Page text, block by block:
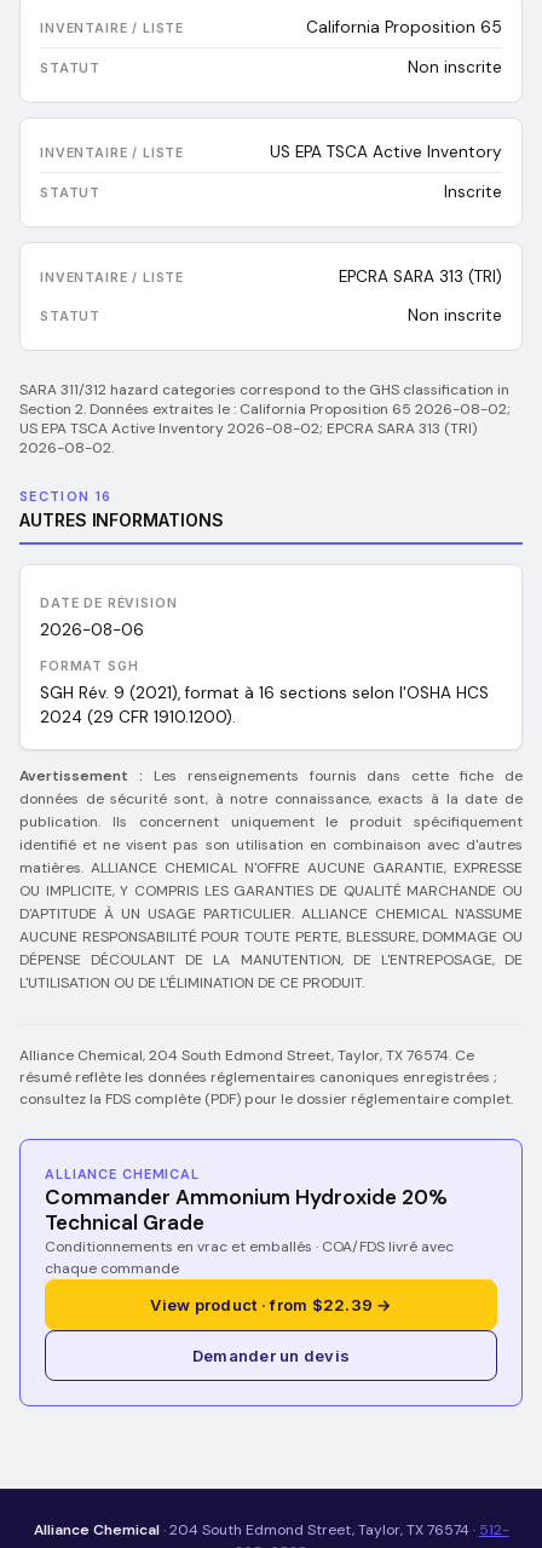
California Proposition 65
Non inscrite
US EPA TSCA Active Inventory
Inscrite
EPCRA SARA 313 (TRI)
Non inscrite
SARA 311/312 hazard categories correspond to the GHS classification in
Section 2. Données extraites le : California Proposition 65 2026-08-02;
US EPA TSCA Active Inventory 2026-08-02; EPCRA SARA 313 (TRI)
2026-08-02.
SECTION 16
AUTRES INFORMATIONS
DATE DE RÉVISION
2026-08-06
FORMAT SGH
SGH Rév. 9 (2021), format à 16 sections selon l'OSHA HCS
2024 (29 CFR 1910.1200).
Avertissement :
Les renseignements fournis dans cette fiche de
données de sécurité sont, à notre connaissance, exacts à la date de
publication. Ils concernent uniquement le produit spécifiquement
identifié et ne visent pas son utilisation en combinaison avec d'autres
matières. ALLIANCE CHEMICAL N'OFFRE AUCUNE GARANTIE, EXPRESSE
OU IMPLICITE, Y COMPRIS LES GARANTIES DE QUALITÉ MARCHANDE OU
D'APTITUDE À UN USAGE PARTICULIER. ALLIANCE CHEMICAL N'ASSUME
AUCUNE RESPONSABILITÉ POUR TOUTE PERTE, BLESSURE, DOMMAGE OU
DÉPENSE DÉCOULANT DE LA MANUTENTION, DE L'ENTREPOSAGE, DE
L'UTILISATION OU DE L'ÉLIMINATION DE CE PRODUIT.
Alliance Chemical, 204 South Edmond Street, Taylor, TX 76574. Ce
résumé reflète les données réglementaires canoniques enregistrées ;
consultez la FDS complète (PDF) pour le dossier réglementaire complet.
ALLIANCE CHEMICAL
Commander Ammonium Hydroxide 20%
Technical Grade
Conditionnements en vrac et emballés · COA/FDS livré avec
chaque commande
View product · from $22.39 →
Demander un devis
Alliance Chemical· 204 South Edmond Street, Taylor, TX 76574 · 512-